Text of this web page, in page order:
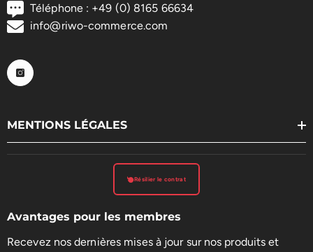
Téléphone : +49 (0) 8165 66634
info@riwo-commerce.com
MENTIONS LÉGALES
Résilier le contrat
Avantages pour les membres
Recevez nos dernières mises à jour sur nos produits et